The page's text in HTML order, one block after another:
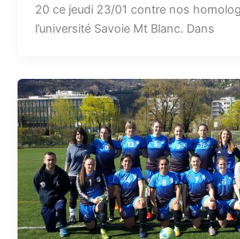
20 ce jeudi 23/01 contre nos
l’université Savoie Mt Blanc. Dans